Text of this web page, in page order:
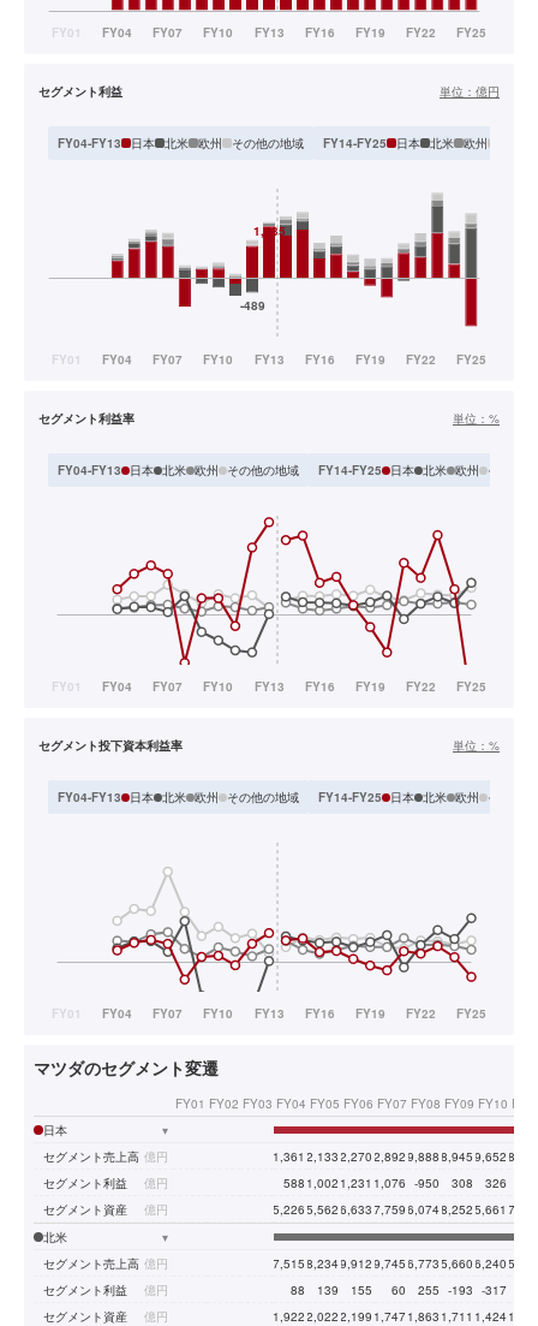
セグメント利益 単位： 億円
FY04-FY13 日本 北米 欧州 その他の地域 FY14-FY25 日本 北米 欧州
セグメント利益率 単位： %
FY04-FY13 日本 北米 欧州 その他の地域 FY14-FY25 日本 北米 欧州 その他
セグメント投下資本利益率 単位： %
FY04-FY13 日本 北米 欧州 その他の地域 FY14-FY25 日本 北米 欧州 その他
マツダのセグメント変遷
FY01 FY02 FY03 FY04 FY05 FY06 FY07 FY08 FY09 FY10
日本
▾
セグメント売上高 億円 11,36112,13312,27012,892 9,888 8,945 9,652
セグメント利益
億円 588 1,002 1,231 1,076 -950 308 326
セグメント資産
億円 15,22615,56216,63317,75916,07418,25215,661
北米
▾
セグメント売上高 億円 7,515 8,2349,912 9,745 6,773 5,660 6,240
セグメント利益
億円 88 139 155 60 255 -193 -317
セグメント資産
億円 1,922 2,022 2,199 1,7471,863 1,711 1,424